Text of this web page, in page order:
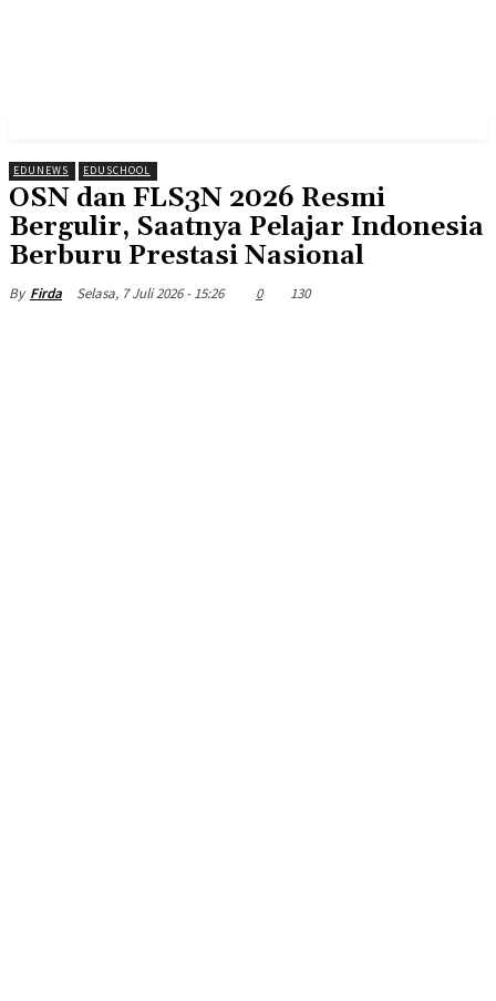
EDUNEWS EDUSCHOOL
OSN dan FLS3N 2026 Resmi
Bergulir, Saatnya Pelajar Indonesia
Berburu Prestasi Nasional
By Firda Selasa, 7 Juli 2026 - 15:26 0 130